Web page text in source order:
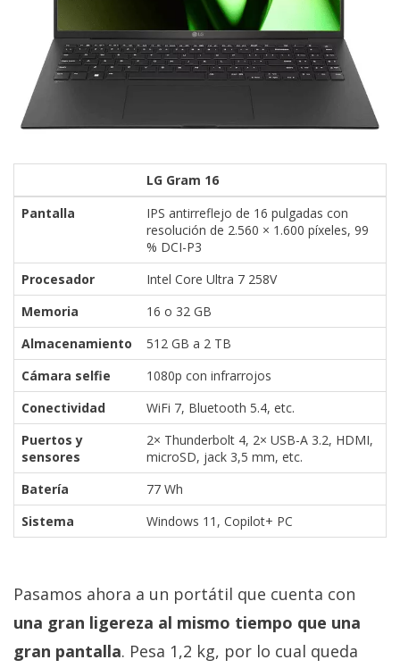
LG Gram 16
Pantalla
IPS antirreflejo de 16 pulgadas con
resolución de 2.560 × 1.600 píxeles, 99
% DCI-P3
Procesador
Intel Core Ultra 7 258V
Memoria
16 o 32 GB
Almacenamiento
512 GB a 2 TB
Cámara selfie
1080p con infrarrojos
Conectividad
WiFi 7, Bluetooth 5.4, etc.
Puertos y
sensores
2× Thunderbolt 4, 2× USB-A 3.2, HDMI,
microSD, jack 3,5 mm, etc.
Batería
77 Wh
Sistema
Windows 11, Copilot+ PC
Pasamos ahora a un portátil que cuenta con
una gran ligereza al mismo tiempo que una
gran pantalla. Pesa 1,2 kg, por lo cual queda